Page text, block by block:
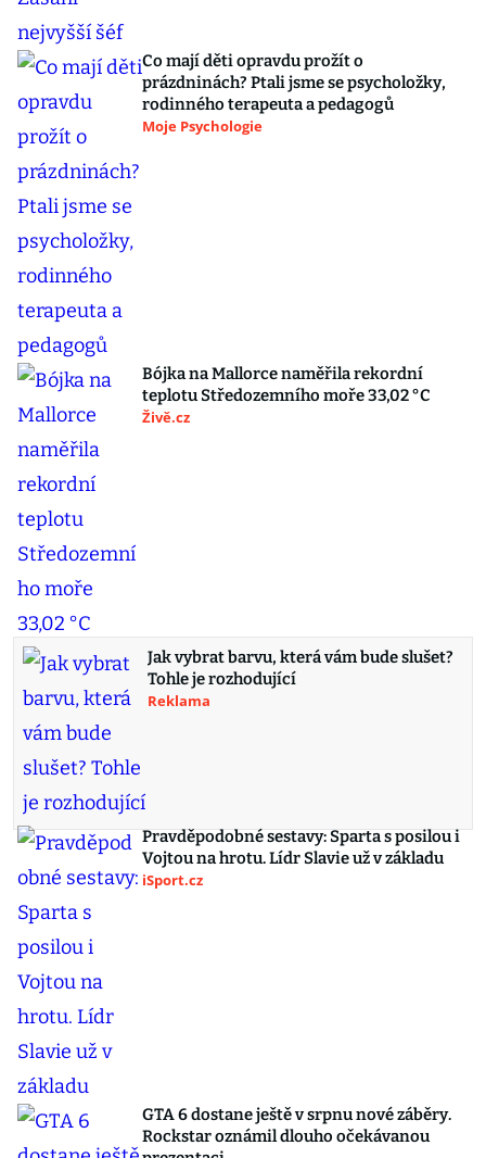
Co mají děti opravdu prožít o
prázdninách? Ptali jsme se psycholožky,
rodinného terapeuta a pedagogů
Moje Psychologie
Bójka na Mallorce naměřila rekordní
teplotu Středozemního moře 33,02 °C
Živě.cz
Jak vybrat barvu, která vám bude slušet?
Tohle je rozhodující
Reklama
Pravděpodobné sestavy: Sparta s posilou i
Vojtou na hrotu. Lídr Slavie už v základu
iSport.cz
GTA 6 dostane ještě v srpnu nové záběry.
Rockstar oznámil dlouho očekávanou